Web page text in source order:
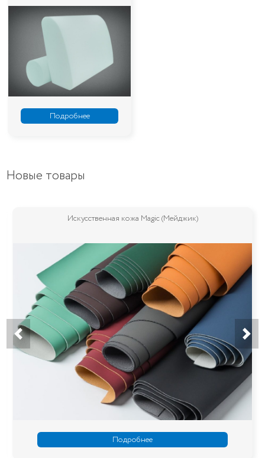
Подробнее
Новые товары
Искусственная кожа Magic (Мейджик)
Подробнее